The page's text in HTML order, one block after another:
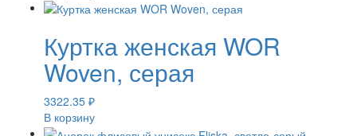
Куртка женская WOR
Woven, серая
3322.35 ₽
В корзину